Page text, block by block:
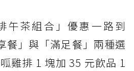
午茶組合」優惠一路到
餐」與「滿足餐」兩種選
雞排 1 塊加 35 元飲品 1